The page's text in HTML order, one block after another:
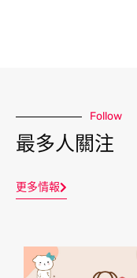
Follow
最多人關注
更多情報